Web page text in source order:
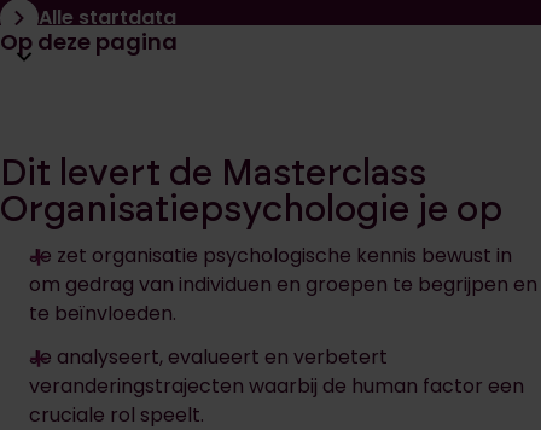
Alle startdata
Open huidige pagina navigatie
Op deze pagina
Dit levert de Masterclass
Organisatiepsychologie je op
Je zet organisatie psychologische kennis bewust in
om gedrag van individuen en groepen te begrijpen en
te beïnvloeden.
Je analyseert, evalueert en verbetert
veranderingstrajecten waarbij de human factor een
cruciale rol speelt.